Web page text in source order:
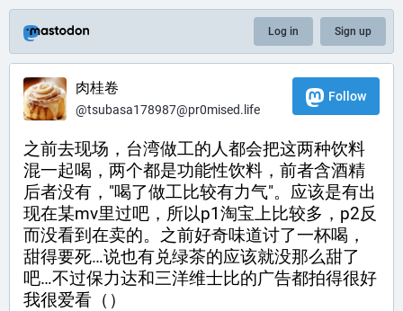
Log in Sign up
肉桂卷
@tsubasa178987@pr0mised.life
Follow
之前去现场，台湾做工的人都会把这两种饮料
混一起喝，两个都是功能性饮料，前者含酒精
后者没有，"喝了做工比较有力气"。应该是有出
现在某mv里过吧，所以p1淘宝上比较多，p2反
而没看到在卖的。之前好奇味道讨了一杯喝，
甜得要死…说也有兑绿茶的应该就没那么甜了
吧…不过保力达和三洋维士比的广告都拍得很好
我很爱看（）